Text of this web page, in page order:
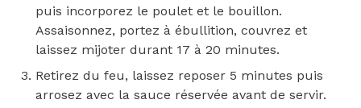
puis incorporez le poulet et le bouillon.
Assaisonnez, portez à ébullition, couvrez et
laissez mijoter durant 17 à 20 minutes.
Retirez du feu, laissez reposer 5 minutes puis
arrosez avec la sauce réservée avant de servir.